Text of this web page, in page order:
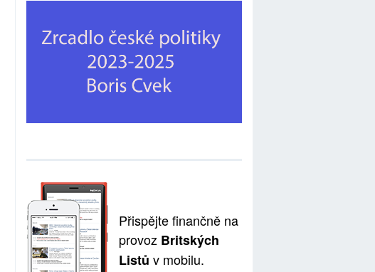
Přispějte finančně na
provoz Britských
Listů v mobilu.